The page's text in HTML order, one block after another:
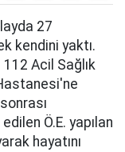
27
kendini yaktı.
112 Acil Sağlık
Ö.E. yapılan
hayatını